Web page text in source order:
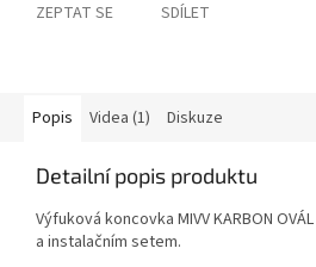
ZEPTAT SE SDÍLET
Popis Videa (1) Diskuze
Detailní popis produktu
Výfuková koncovka MIVV KARBON OVÁL
a instalačním setem.